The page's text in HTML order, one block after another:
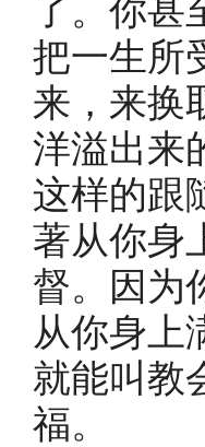
了。你甚
把一生所
来，来换
洋溢出来
这样的跟
著从你身
督。因为
从你身上
就能叫教
福。